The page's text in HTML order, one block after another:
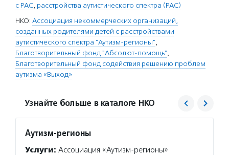
с РАС, расстройства аутистического спектра (РАС)
НКО: Ассоциация некоммерческих организаций,
созданных родителями детей с расстройствами
аутистического спектра "Аутизм-регионы",
Благотворительный фонд "Абсолют-помощь",
Благотворительный фонд содействия решению проблем
аутизма «Выход»
Узнайте больше в каталоге НКО
Аутизм-регионы
Услуги: Ассоциация «Аутизм-регионы»